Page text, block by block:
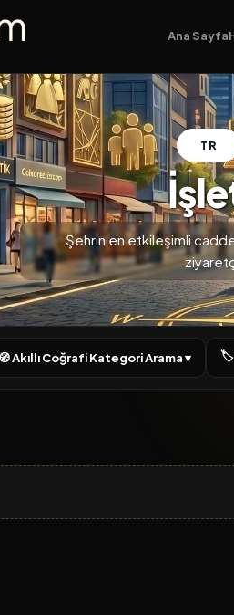
Ana Sayfa
TR
Şehrin en etkileşimli
🧭 Akıllı Coğrafi Kategori Arama ▾ 🏷